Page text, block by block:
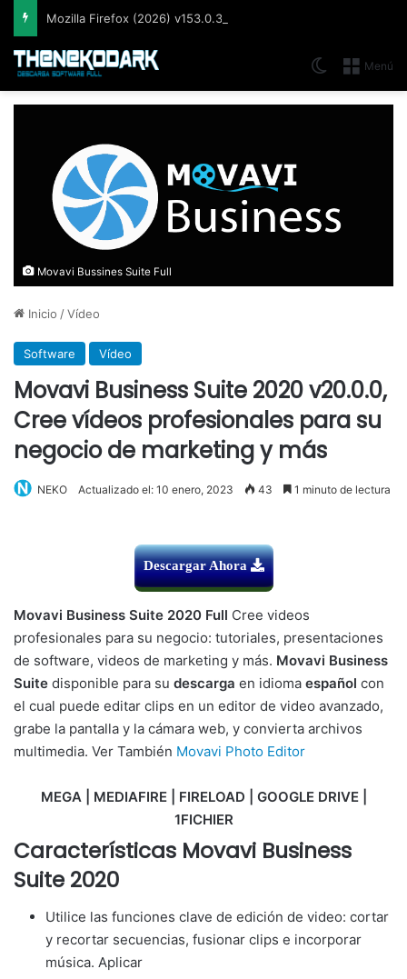
Menú
Switch skin
Movavi Bussines Suite Full
Inicio /Vídeo
Software Vídeo
Movavi Business Suite 2020 v20.0.0,
Cree vídeos profesionales para su
negocio de marketing y más
NEKO Actualizado el: 10 enero, 2023 43 1 minuto de lectura
Descargar Ahora
Movavi Business Suite 2020 Full Cree videos
profesionales para su negocio: tutoriales, presentaciones
de software, videos de marketing y más. Movavi Business
Suite disponible para su descarga en idioma español con
el cual puede editar clips en un editor de video avanzado,
grabe la pantalla y la cámara web, y convierta archivos
multimedia. Ver También Movavi Photo Editor
MEGA | MEDIAFIRE | FIRELOAD | GOOGLE DRIVE |
1FICHIER
Características Movavi Business
Suite 2020
Utilice las funciones clave de edición de video: cortar
y recortar secuencias, fusionar clips e incorporar
música. Aplicar